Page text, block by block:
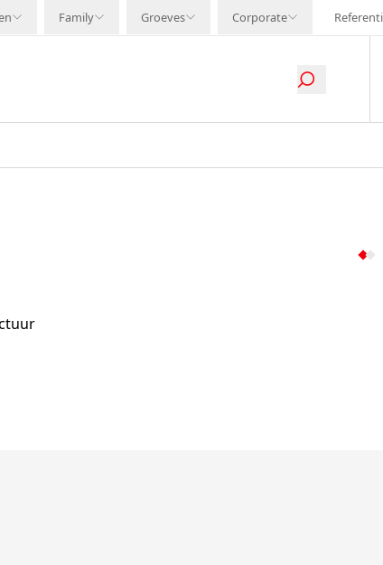
Family Groeves Corporate